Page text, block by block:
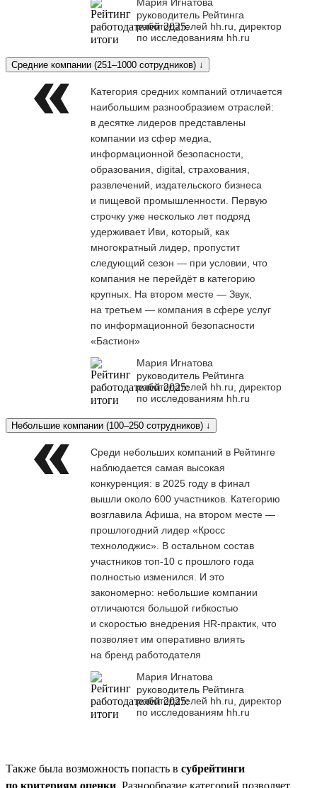
руководитель Рейтинга
работодателей hh.ru, директор
по исследованиям hh.ru
Средние компании (251–1000 сотрудников) ↓
Категория средних компаний отличается
наибольшим разнообразием отраслей:
в десятке лидеров представлены
компании из сфер медиа,
информационной безопасности,
образования, digital, страхования,
развлечений, издательского бизнеса
и пищевой промышленности. Первую
строчку уже несколько лет подряд
удерживает Иви, который, как
многократный лидер, пропустит
следующий сезон — при условии, что
компания не перейдёт в категорию
крупных. На втором месте — Звук,
на третьем — компания в сфере услуг
по информационной безопасности
«Бастион»
Мария Игнатова
руководитель Рейтинга
работодателей hh.ru, директор
по исследованиям hh.ru
Небольшие компании (100–250 сотрудников) ↓
Среди небольших компаний в Рейтинге
наблюдается самая высокая
конкуренция: в 2025 году в финал
вышли около 600 участников. Категорию
возглавила Афиша, на втором месте —
прошлогодний лидер «Кросс
технолоджис». В остальном состав
участников топ-10 с прошлого года
полностью изменился. И это
закономерно: небольшие компании
отличаются большой гибкостью
и скоростью внедрения HR-практик, что
позволяет им оперативно влиять
на бренд работодателя
Мария Игнатова
руководитель Рейтинга
работодателей hh.ru, директор
по исследованиям hh.ru
Также была возможность попасть в субрейтинги
по критериям оценки . Разнообразие категорий позволяет